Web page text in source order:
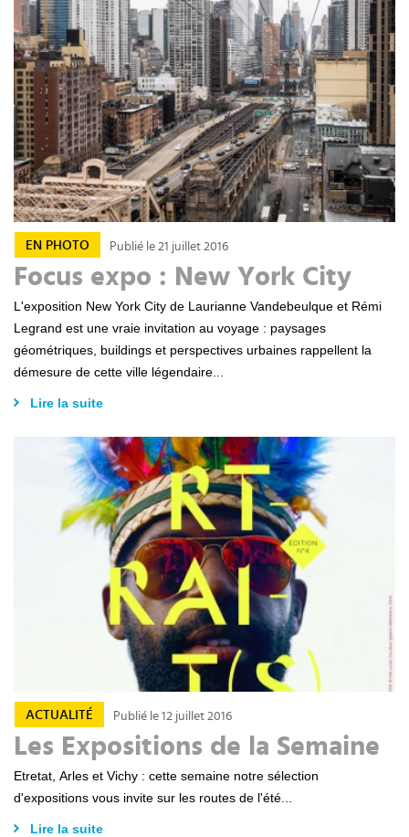
EN PHOTO Publié le 21 juillet 2016
Focus expo : New York City
L'exposition New York City de Laurianne Vandebeulque et Rémi
Legrand est une vraie invitation au voyage : paysages
géométriques, buildings et perspectives urbaines rappellent la
Lire la suite
ACTUALITÉ Publié le 12 juillet 2016
Les Expositions de la Semaine
Etretat, Arles et Vichy : cette semaine notre sélection
Lire la suite